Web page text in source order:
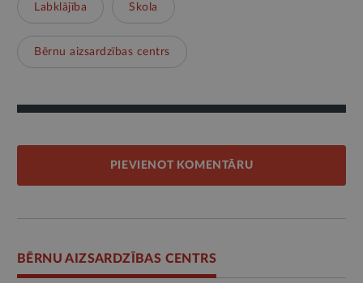
Labklājība Skola
Bērnu aizsardzības centrs
PIEVIENOT KOMENTĀRU
BĒRNU AIZSARDZĪBAS CENTRS